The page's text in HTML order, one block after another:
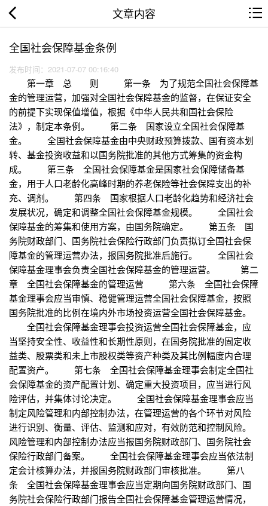
文章内容
全国社会保障基金条例
发布时间：2021-07-07 00:16:40
第一章 总 则 第一条 为了规范全国社会保障基
金的管理运营，加强对全国社会保障基金的监督，在保证安全
的前提下实现保值增值，根据《中华人民共和国社会保险
法》，制定本条例。 第二条 国家设立全国社会保障基
金。 全国社会保障基金由中央财政预算拨款、国有资本划
转、基金投资收益和以国务院批准的其他方式筹集的资金构
成。 第三条 全国社会保障基金是国家社会保障储备基
金，用于人口老龄化高峰时期的养老保险等社会保障支出的补
充、调剂。 第四条 国家根据人口老龄化趋势和经济社会
发展状况，确定和调整全国社会保障基金规模。 全国社会
保障基金的筹集和使用方案，由国务院确定。 第五条 国
务院财政部门、国务院社会保险行政部门负责拟订全国社会保
障基金的管理运营办法，报国务院批准后施行。 全国社会
保障基金理事会负责全国社会保障基金的管理运营。 第二
章 全国社会保障基金的管理运营 第六条 全国社会保障
基金理事会应当审慎、稳健管理运营全国社会保障基金，按照
国务院批准的比例在境内外市场投资运营全国社会保障基金。
全国社会保障基金理事会投资运营全国社会保障基金，应
当坚持安全性、收益性和长期性原则，在国务院批准的固定收
益类、股票类和未上市股权类等资产种类及其比例幅度内合理
配置资产。 第七条 全国社会保障基金理事会制定全国社
会保障基金的资产配置计划、确定重大投资项目，应当进行风
险评估，并集体讨论决定。 全国社会保障基金理事会应当
制定风险管理和内部控制办法，在管理运营的各个环节对风险
进行识别、衡量、评估、监测和应对，有效防范和控制风险。
风险管理和内部控制办法应当报国务院财政部门、国务院社会
保险行政部门备案。 全国社会保障基金理事会应当依法制
定会计核算办法，并报国务院财政部门审核批准。 第八
条 全国社会保障基金理事会应当定期向国务院财政部门、国
务院社会保险行政部门报告全国社会保障基金管理运营情况，